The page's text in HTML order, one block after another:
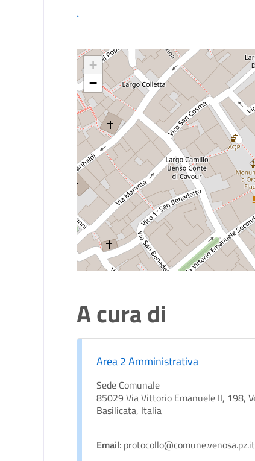
+
−
A cura di
Area 2 Amministrativa
Sede Comunale
85029 Via Vittorio Emanuele II, 198,
Basilicata, Italia
Email: protocollo@comune.venosa.pz.it